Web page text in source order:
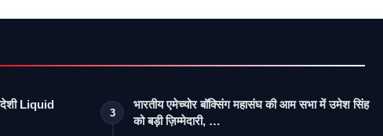
Liquid
3
भारतीय एमेच्योर बॉक्सिंग महासंघ की आम सभा में उमेश सिंह
को बड़ी ज़िम्मेदारी, …